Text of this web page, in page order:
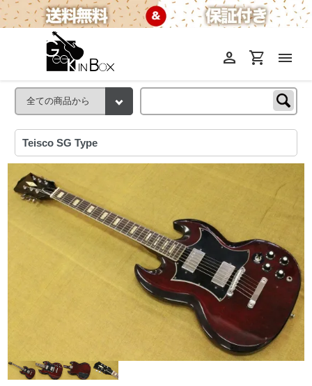
menu
shopping_cart
person
Teisco SG Type